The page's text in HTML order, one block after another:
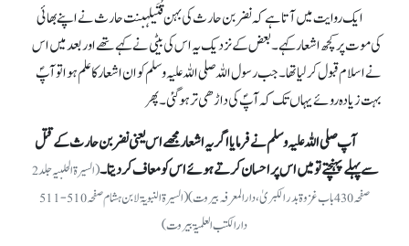
ایک روایت میں آتا ہے کہ نضر بن حارث کی بہن قُتَیلہبنت حارث نے اپنے بھائی
کی موت پر کچھ اشعار کہے۔ بعض کے نزدیک یہ اس کی بیٹی نے کہے تھے اور بعد میں اس
نے اسلام قبول کر لیا تھا۔ جب رسول اللہ صلی اللہ علیہ وسلم کو ان اشعار کا علم ہوا تو آپؐ
بہت زیادہ روئے یہاں تک کہ آپؐ کی داڑھی تر ہو گئی۔ پھر
آپ صلی اللہ علیہ وسلم نے فرمایا اگر یہ اشعار مجھے اس یعنی نضر بن حارث کے قتل
سے پہلے پہنچتے تو میں اس پر احسان کرتے ہوئے اس کو معاف کر دیتا۔
(السیرۃ الحلبیہ جلد 2
صفحہ430باب غزوۃ بدر الکبریٰ، دارالمعرفہ بیروت)(السیرۃ النبویۃ لابن ہشام صفحہ 510-511
دارالکتب العلمیۃ بیروت)